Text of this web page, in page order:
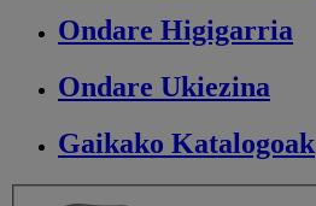
Ondare Higigarria
Ondare Ukiezina
Gaikako Katalogoak